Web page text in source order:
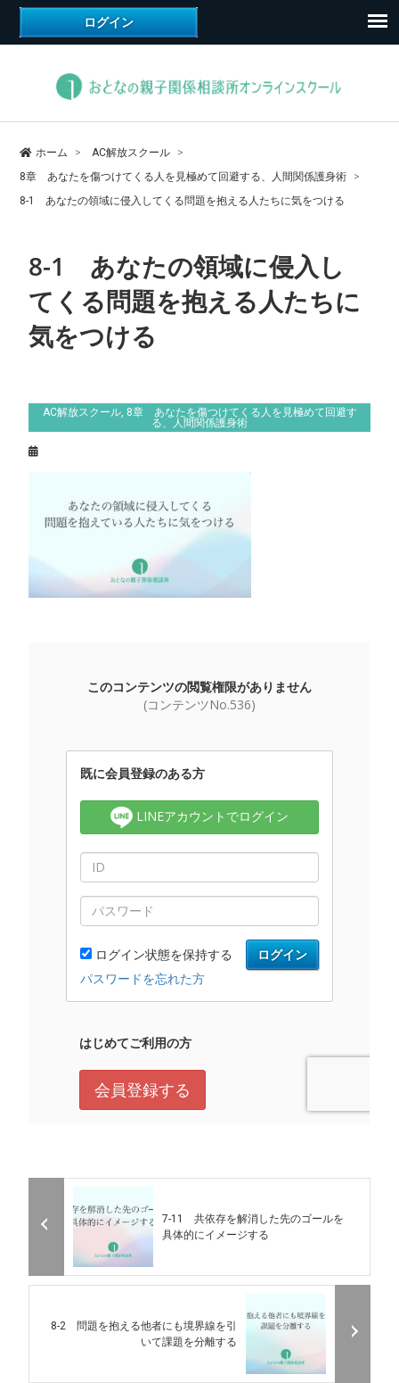
ホーム
AC解放スクール
8章 あなたを傷つけてくる人を見極めて回避する、人間関係護身術
8-1 あなたの領域に侵入してくる問題を抱える人たちに気をつける
8-1 あなたの領域に侵入し
てくる問題を抱える人たちに
気をつける
AC解放スクール, 8章 あなたを傷つけてくる人を見極めて回避す
る、人間関係護身術
7-11 共依存を解消した先のゴールを
具体的にイメージする
8-2 問題を抱える他者にも境界線を引
いて課題を分離する